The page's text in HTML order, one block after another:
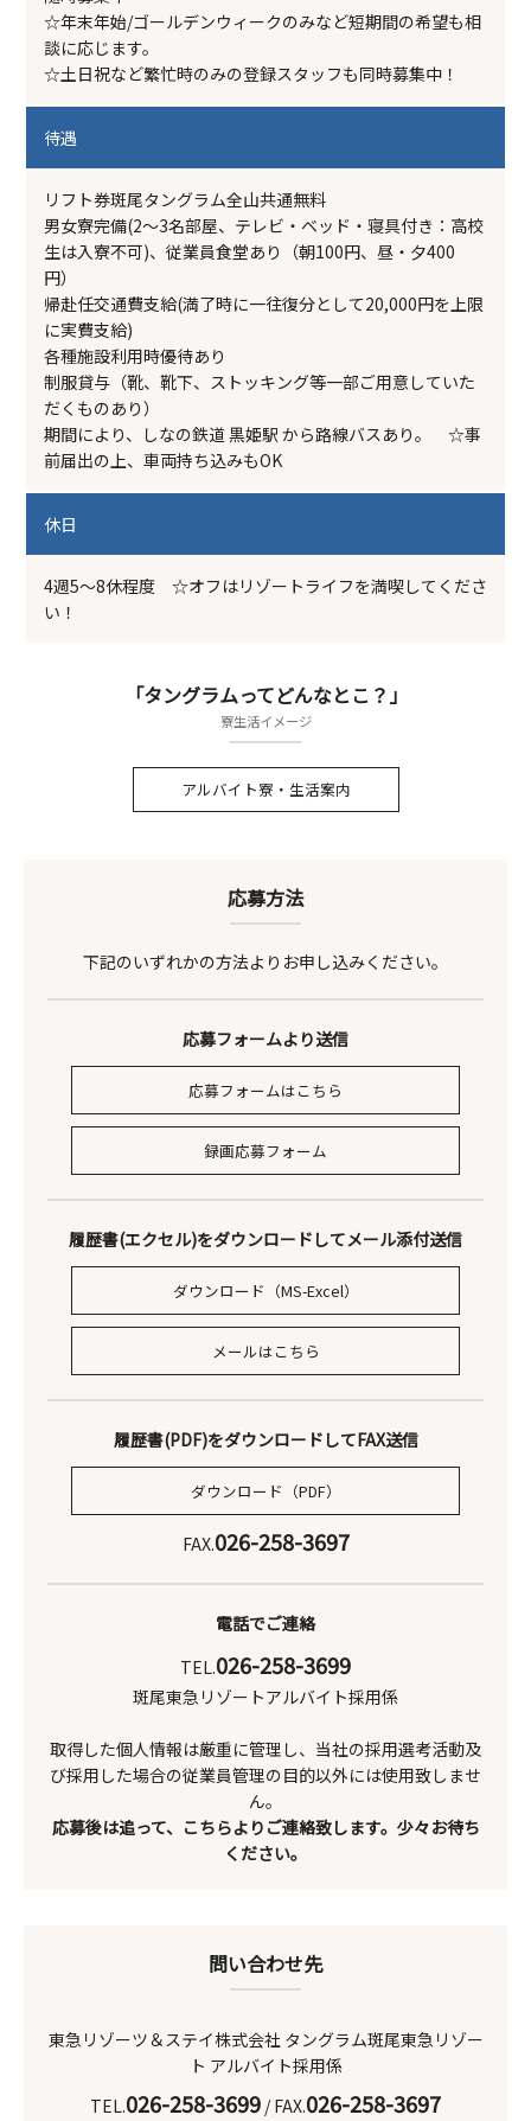
☆年末年始/ゴールデンウィークのみなど短期間の希望も相
談に応じます。
☆土日祝など繁忙時のみの登録スタッフも同時募集中！
待遇
リフト券斑尾タングラム全山共通無料
男女寮完備(2～3名部屋、テレビ・ベッド・寝具付き：高校
生は入寮不可)、従業員食堂あり（朝100円、昼・夕400
円）
帰赴任交通費支給(満了時に一往復分として20,000円を上限
に実費支給)
各種施設利用時優待あり
制服貸与（靴、靴下、ストッキング等一部ご用意していた
だくものあり）
期間により、しなの鉄道 黒姫駅 から路線バスあり。 ☆事
前届出の上、車両持ち込みもOK
休日
4週5～8休程度 ☆オフはリゾートライフを満喫してくださ
い！
「タングラムってどんなとこ？」
寮生活イメージ
アルバイト寮・生活案内
応募方法
下記のいずれかの方法よりお申し込みください。
応募フォームより送信
応募フォームはこちら
録画応募フォーム
履歴書(エクセル)をダウンロードしてメール添付送信
ダウンロード（MS-Excel）
メールはこちら
履歴書(PDF)をダウンロードしてFAX送信
ダウンロード（PDF）
FAX.026-258-3697
電話でご連絡
TEL.026-258-3699
斑尾東急リゾートアルバイト採用係
取得した個人情報は厳重に管理し、当社の採用選考活動及
び採用した場合の従業員管理の目的以外には使用致しませ
ん。
応募後は追って、こちらよりご連絡致します。少々お待ち
ください。
問い合わせ先
東急リゾーツ＆ステイ株式会社 タングラム斑尾東急リゾー
ト アルバイト採用係
TEL.026-258-3699 / FAX.026-258-3697